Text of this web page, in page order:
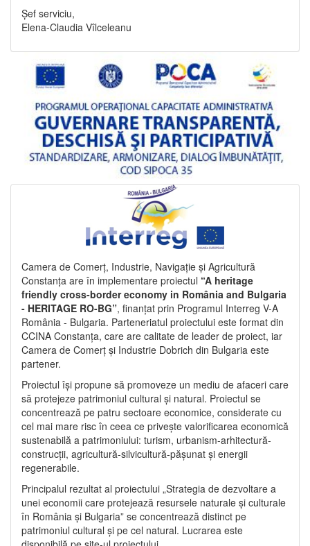
Șef serviciu,
Elena-Claudia Vîlceleanu
Camera de Comerț, Industrie, Navigație și Agricultură
Constanța are în implementare proiectul “A heritage
friendly cross-border economy in România and Bulgaria
- HERITAGE RO-BG”, finanțat prin Programul Interreg V-A
România - Bulgaria. Parteneriatul proiectului este format din
CCINA Constanța, care are calitate de leader de proiect, iar
Camera de Comerț și Industrie Dobrich din Bulgaria este
partener.
Proiectul își propune să promoveze un mediu de afaceri care
să protejeze patrimoniul cultural și natural. Proiectul se
concentrează pe patru sectoare economice, considerate cu
cel mai mare risc în ceea ce privește valorificarea economică
sustenabilă a patrimoniului: turism, urbanism-arhitectură-
construcții, agricultură-silvicultură-pășunat și energii
regenerabile.
Principalul rezultat al proiectului „Strategia de dezvoltare a
unei economii care protejează resursele naturale și culturale
în România și Bulgaria” se concentrează distinct pe
patrimoniul cultural și pe cel natural. Lucrarea este